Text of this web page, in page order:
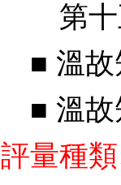
第十
■ 溫故
■ 溫故
評量種